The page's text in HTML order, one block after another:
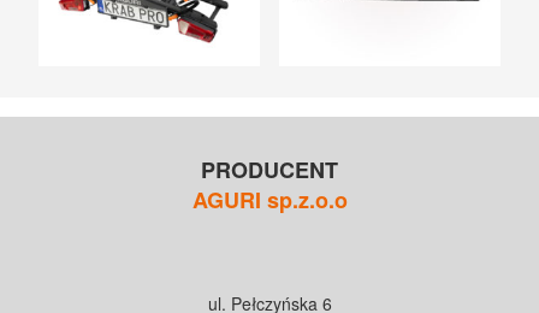
PRODUCENT
AGURI sp.z.o.o
ul. Pełczyńska 6